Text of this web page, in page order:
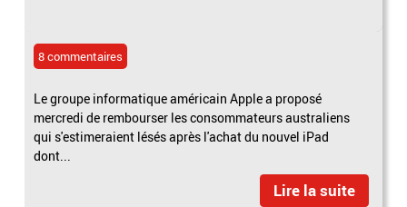
8 commentaires
Le groupe informatique américain Apple a proposé
mercredi de rembourser les consommateurs australiens
qui s'estimeraient lésés après l'achat du nouvel iPad
dont...
Lire la suite